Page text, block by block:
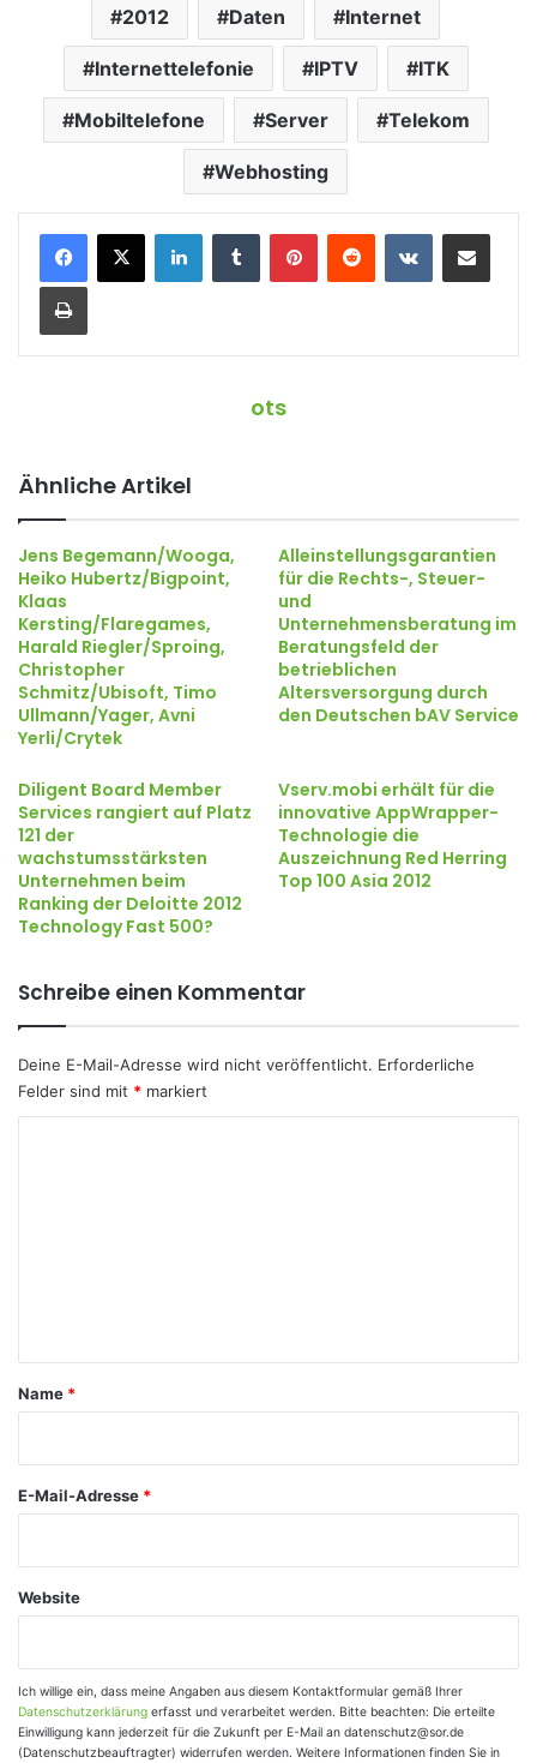
2012 Daten Internet
Internettelefonie IPTV ITK
Mobiltelefone Server Telekom
Webhosting
ots
Ähnliche Artikel
Jens Begemann/Wooga,
Heiko Hubertz/Bigpoint,
Klaas
Kersting/Flaregames,
Harald Riegler/Sproing,
Christopher
Schmitz/Ubisoft, Timo
Ullmann/Yager, Avni
Yerli/Crytek
Alleinstellungsgarantien
für die Rechts-, Steuer-
und
Unternehmensberatung im
Beratungsfeld der
betrieblichen
Altersversorgung durch
den Deutschen bAV Service
Diligent Board Member
Services rangiert auf Platz
121 der
wachstumsstärksten
Unternehmen beim
Ranking der Deloitte 2012
Technology Fast 500?
Vserv.mobi erhält für die
innovative AppWrapper-
Technologie die
Auszeichnung Red Herring
Top 100 Asia 2012
Schreibe einen Kommentar
Deine E-Mail-Adresse wird nicht veröffentlicht. Erforderliche
Felder sind mit * markiert
a
Name *
E-Mail-Adresse *
Website
Ich willige ein, dass meine Angaben aus diesem Kontaktformular gemäß Ihrer
Datenschutzerklärung erfasst und verarbeitet werden. Bitte beachten: Die erteilte
Einwilligung kann jederzeit für die Zukunft per E-Mail an datenschutz@sor.de
(Datenschutzbeauftragter) widerrufen werden. Weitere Informationen finden Sie in